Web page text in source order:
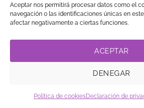
Aceptar nos permitirá procesar datos como el
navegación o las identificaciones únicas en
afectar negativamente a ciertas funciones.
ACEPTAR
DENEGAR
Política de cookiesDeclaración de
Visa MasterCardAmerican
TIENDA BLOG GUÍA DE COMPRA
PRIVACIDAD
TRABAJA
LINK DE AFILIADOS